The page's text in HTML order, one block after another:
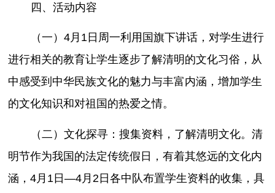
四、活动内容
（一）4月1日周一利用国旗下讲话，对学生进行
进行相关的教育让学生逐步了解清明的文化习俗，从
中感受到中华民族文化的魅力与丰富内涵，增加学生
的文化知识和对祖国的热爱之情。
（二）文化探寻：搜集资料，了解清明文化。清
明节作为我国的法定传统假日，有着其悠远的文化内
涵，4月1日—4月2日各中队布置学生资料的收集，具